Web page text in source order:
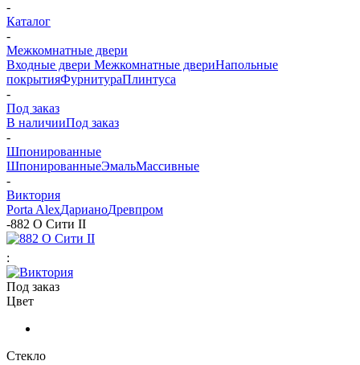
-
Каталог
-
Межкомнатные двери
Входные двери Межкомнатные двериНапольные
покрытияФурнитураПлинтуса
-
Под заказ
В наличииПод заказ
-
Шпонированные
ШпонированныеЭмальМассивные
-
Виктория
Porta AlexДарианоДревпром
-882 О Cити II
:
Под заказ
Цвет
Стекло